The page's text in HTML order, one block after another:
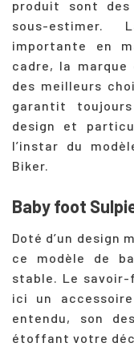
produit sont
sous-estimer.
importante en
cadre, la marque
des meilleurs
garantit
design et
l’instar du
Biker.
Baby foot
Doté d’un design
ce modèle de
stable. Le savoir-
ici un
entendu, son
étoffant votre